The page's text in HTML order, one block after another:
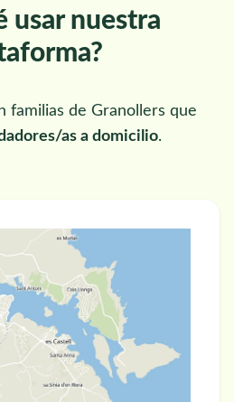
usar nuestra
familias de Granollers que
as a domicilio.